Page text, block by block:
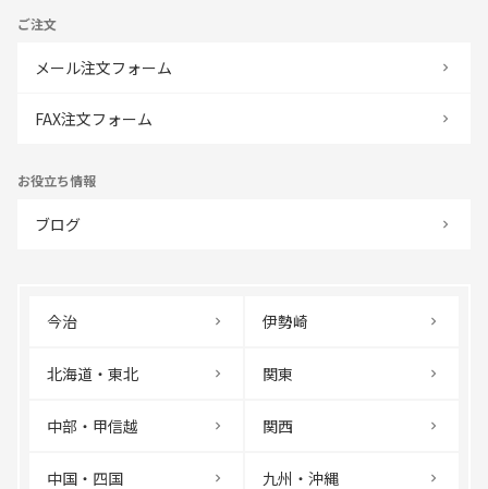
ご注文
メール注文フォーム
FAX注文フォーム
お役立ち情報
ブログ
今治 伊勢崎
北海道・東北 関東
中部・甲信越 関西
中国・四国 九州・沖縄